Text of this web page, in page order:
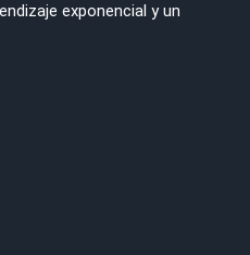
exponencial y un